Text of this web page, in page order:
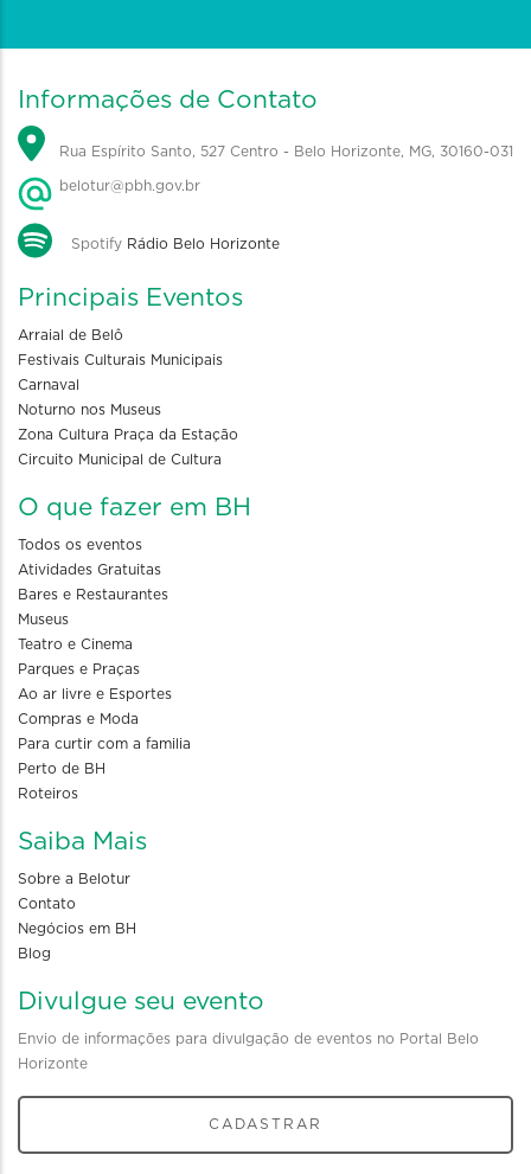
Informações de Contato
Rua Espírito Santo, 527 Centro - Belo Horizonte, MG, 30160-031
belotur@pbh.gov.br
Spotify Rádio Belo Horizonte
Principais Eventos
Arraial de Belô
Festivais Culturais Municipais
Carnaval
Noturno nos Museus
Zona Cultura Praça da Estação
Circuito Municipal de Cultura
O que fazer em BH
Todos os eventos
Atividades Gratuitas
Bares e Restaurantes
Museus
Teatro e Cinema
Parques e Praças
Ao ar livre e Esportes
Compras e Moda
Para curtir com a familia
Perto de BH
Roteiros
Saiba Mais
Sobre a Belotur
Contato
Negócios em BH
Blog
Divulgue seu evento
Envio de informações para divulgação de eventos no Portal Belo
Horizonte
CADASTRAR